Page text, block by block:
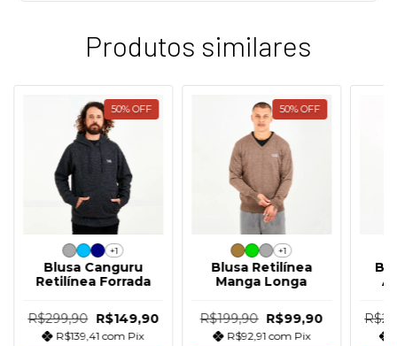
Produtos similares
50%OFF
+1
Blusa Canguru
Retilínea Forrada
R$299,90 R$149,90
R$139,41com Pix
50%OFF
+1
Blusa Retilínea
Manga Longa
R$199,90 R$99,90
R$92,91com Pix